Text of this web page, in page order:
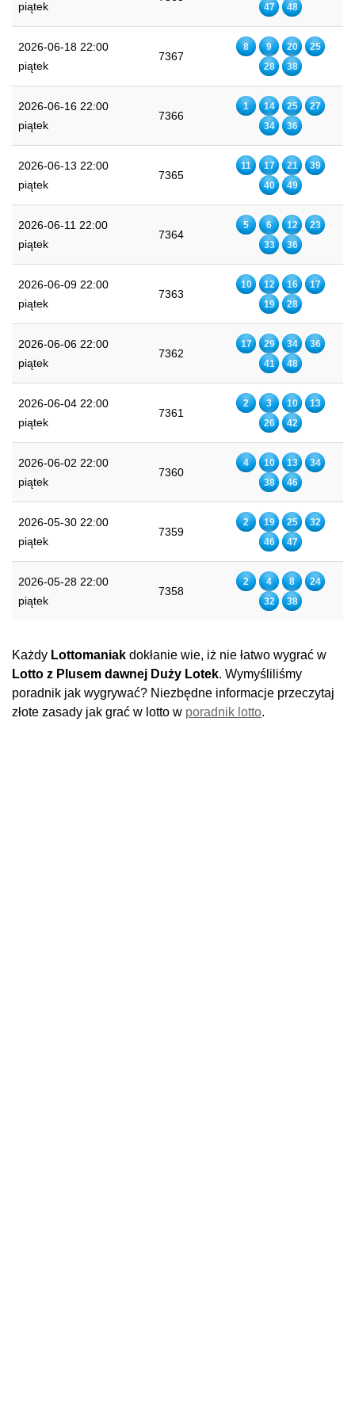
piątek 47 48
2026-06-18 22:00
piątek
7367
8 9 20
25
28
38
2026-06-16 22:00
piątek
7366
1 14 25
27
34
36
2026-06-13 22:00
piątek
7365
11 17 21
39
40
49
2026-06-11 22:00
piątek
7364
5 6 12
23
33
36
2026-06-09 22:00
piątek
7363
10 12 16
17
19
28
2026-06-06 22:00
piątek
7362
17 29 34
36
41
48
2026-06-04 22:00
piątek
7361
2 3 10
13
26
42
2026-06-02 22:00
piątek
7360
4 10 13
34
38
46
2026-05-30 22:00
piątek
7359
2 19 25
32
46
47
2026-05-28 22:00
piątek
7358
2 4 8
24
32
38
Każdy Lottomaniak dokłanie wie, iż nie łatwo wygrać w
Lotto z Plusem dawnej Duży Lotek. Wymyśliliśmy
poradnik jak wygrywać? Niezbędne informacje przeczytaj
złote zasady jak grać w lotto w poradnik lotto.